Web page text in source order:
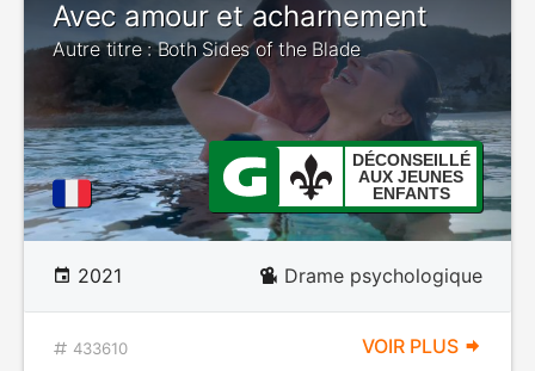
Avec amour et acharnement
Autre titre : Both Sides of the Blade
DÉCONSEILLÉ
AUX JEUNES
ENFANTS
2021 Drame psychologique
433610 VOIR PLUS